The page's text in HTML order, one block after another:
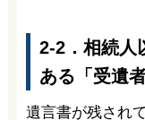
2-2．相続人
ある「受遺
遺言書が残され